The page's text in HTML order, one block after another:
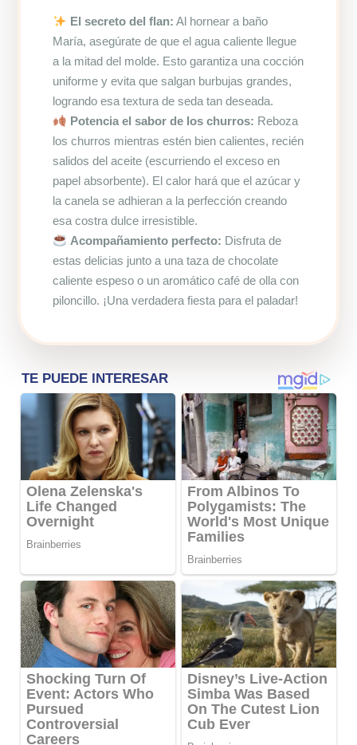
El secreto del flan: Al hornear a baño
María, asegúrate de que el agua caliente llegue
a la mitad del molde. Esto garantiza una cocción
uniforme y evita que salgan burbujas grandes,
logrando esa textura de seda tan deseada.
Potencia el sabor de los churros: Reboza
los churros mientras estén bien calientes, recién
salidos del aceite (escurriendo el exceso en
papel absorbente). El calor hará que el azúcar y
la canela se adhieran a la perfección creando
esa costra dulce irresistible.
Acompañamiento perfecto: Disfruta de
estas delicias junto a una taza de chocolate
caliente espeso o un aromático café de olla con
piloncillo. ¡Una verdadera fiesta para el paladar!